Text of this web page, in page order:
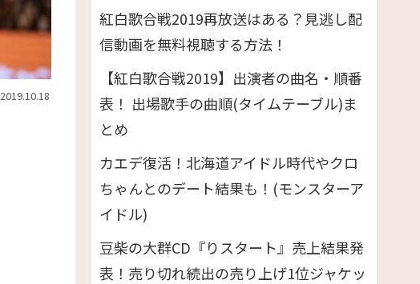
2019.10.18
紅白歌合戦2019再放送はある？見逃し配
信動画を無料視聴する方法！
【紅白歌合戦2019】出演者の曲名・順番
表！ 出場歌手の曲順(タイムテーブル)ま
とめ
カエデ復活！北海道アイドル時代やクロ
ちゃんとのデート結果も！(モンスターア
イドル)
豆柴の大群CD『りスタート』売上結果発
表！売り切れ続出の売り上げ1位ジャケッ